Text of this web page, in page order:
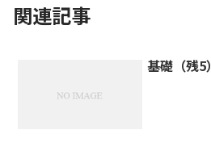
関連記事
基礎（残5）